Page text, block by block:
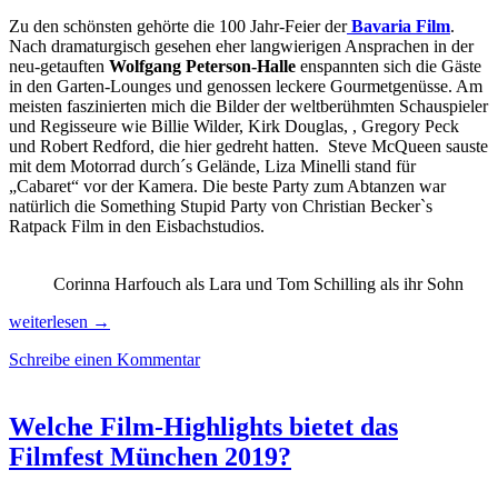
Zu den schönsten gehörte die 100 Jahr-Feier derBavaria Film.
Nach dramaturgisch gesehen eher langwierigen Ansprachen in der
neu-getauften Wolfgang Peterson-Halle enspannten sich die Gäste
in den Garten-Lounges und genossen leckere Gourmetgenüsse. Am
meisten faszinierten mich die Bilder der weltberühmten Schauspieler
und Regisseure wie Billie Wilder, Kirk Douglas, , Gregory Peck
und Robert Redford, die hier gedreht hatten. Steve McQueen sauste
mit dem Motorrad durch´s Gelände, Liza Minelli stand für
„Cabaret“ vor der Kamera. Die beste Party zum Abtanzen war
natürlich die Something Stupid Party von Christian Becker`s
Ratpack Film in den Eisbachstudios.
Corinna Harfouch als Lara und Tom Schilling als ihr Sohn
Herz-
Filme,
Antonio
&
die
weiterlesen →
Schreibe einen Kommentar
Welche Film-Highlights bietet das
Filmfest München 2019?